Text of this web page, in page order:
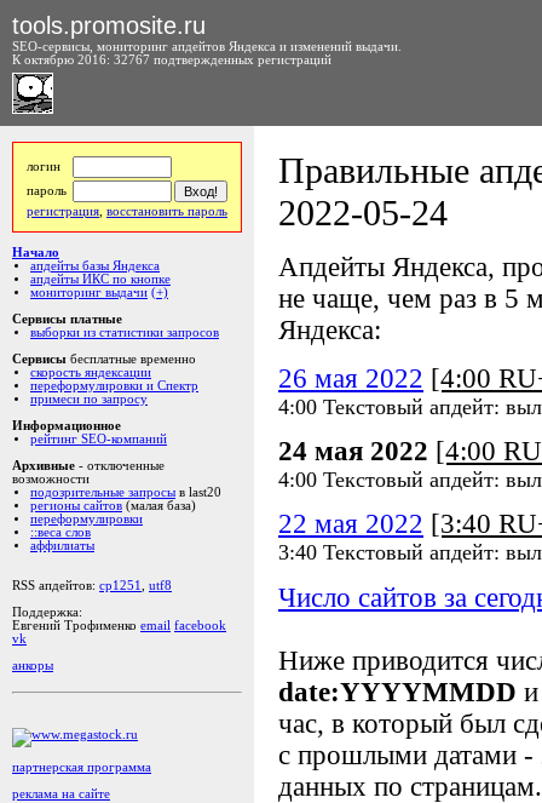
tools.promosite.ru
SEO-сервисы, мониторинг апдейтов Яндекса и изменений выдачи.
К октябрю 2016: 32767 подтвержденных регистраций
логин
пароль
регистрация восстановить пароль
Начало
апдейты базы Яндекса
апдейты ИКС по кнопке
мониторинг выдачи (+)
Сервисы платные
выборки из статистики запросов
Сервисы бесплатные временно
скорость яндексации
переформулировки и Спектр
примеси по запросу
Информационное
рейтинг SEO-компаний
Архивные - отключенные
возможности
подозрительные запросы в last20
регионы сайтов (малая база)
переформулировки
::веса слов
аффилиаты
RSS апдейтов: cp1251
utf8
Поддержка:
Евгений Трофименко email facebook
vk
анкоры
партнерская программа
реклама на сайте
Правильные
2022-05-24
Апдейты Яндекса,
не чаще, чем раз в 5
Яндекса:
26 мая 2022 [4:00
4:00 Текстовый апдейт:
24 мая 2022 [4:00
4:00 Текстовый апдейт:
22 мая 2022 [3:40
3:40 Текстовый апдейт:
Число сайтов за
Ниже приводится
date:YYYYMMDD
час, в который был
с прошлыми датами -
данных по страницам.